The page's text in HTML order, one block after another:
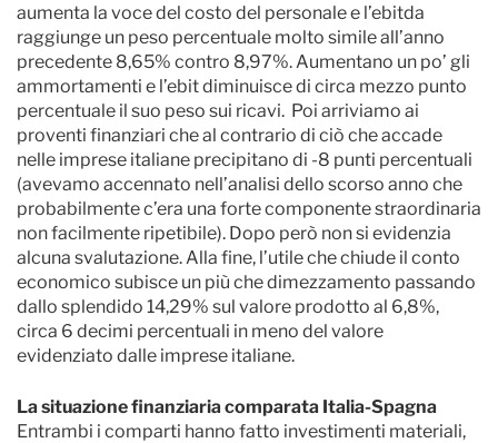
aumenta la voce del costo del personale e l’ebitda
raggiunge un peso percentuale molto simile all’anno
precedente 8,65% contro 8,97%. Aumentano un po’ gli
ammortamenti e l’ebit diminuisce di circa mezzo punto
percentuale il suo peso sui ricavi. Poi arriviamo ai
proventi finanziari che al contrario di ciò che accade
nelle imprese italiane precipitano di -8 punti percentuali
(avevamo accennato nell’analisi dello scorso anno che
probabilmente c’era una forte componente straordinaria
non facilmente ripetibile). Dopo però non si evidenzia
alcuna svalutazione. Alla fine, l’utile che chiude il conto
economico subisce un più che dimezzamento passando
dallo splendido 14,29% sul valore prodotto al 6,8%,
circa 6 decimi percentuali in meno del valore
evidenziato dalle imprese italiane.
La situazione finanziaria comparata Italia-Spagna
Entrambi i comparti hanno fatto investimenti materiali,